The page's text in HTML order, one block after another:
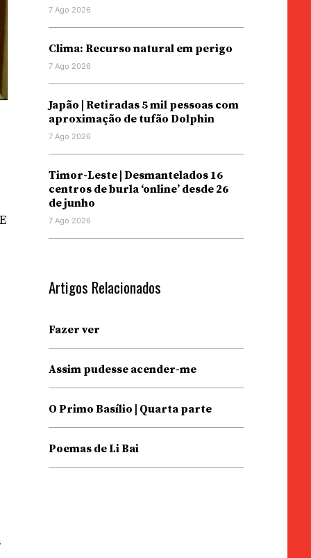
7 Ago 2026
Clima: Recurso natural em perigo
7 Ago 2026
Japão | Retiradas 5 mil pessoas com
aproximação de tufão Dolphin
7 Ago 2026
Timor-Leste | Desmantelados 16
centros de burla ‘online’ desde 26
de junho
7 Ago 2026
Artigos Relacionados
Fazer ver
Assim pudesse acender-me
O Primo Basílio | Quarta parte
Poemas de Li Bai